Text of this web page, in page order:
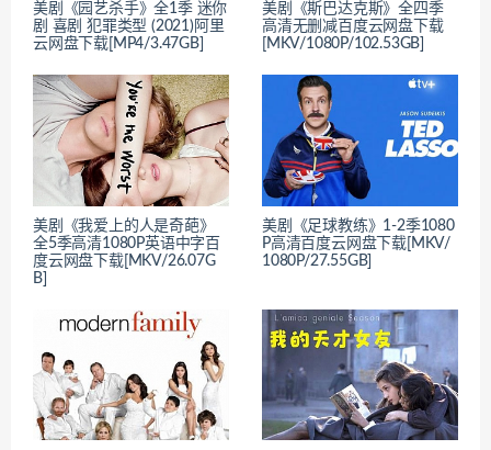
美剧《园艺杀手》全1季 迷你
剧 喜剧 犯罪类型 (2021)阿里
云网盘下载[MP4/3.47GB]
美剧《斯巴达克斯》全四季
高清无删减百度云网盘下载
[MKV/1080P/102.53GB]
美剧《我爱上的人是奇葩》
全5季高清1080P英语中字百
度云网盘下载[MKV/26.07G
B]
美剧《足球教练》1-2季1080
P高清百度云网盘下载[MKV/
1080P/27.55GB]